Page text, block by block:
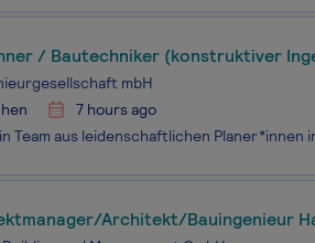
/ Bautechniker (konstruktiver
mbH
7 hours ago
Architekt/Bauingenieur